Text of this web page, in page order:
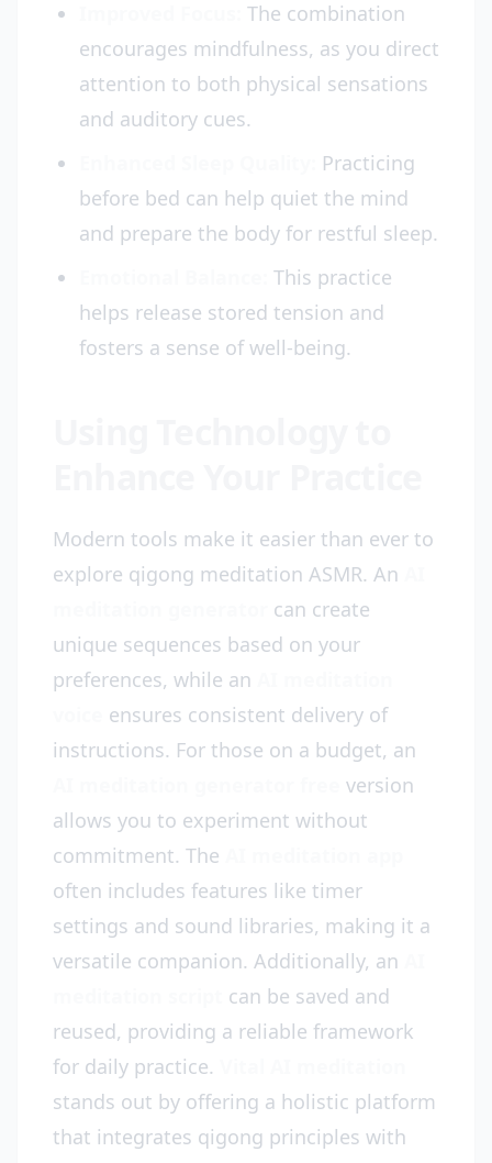
The combination
encourages mindfulness, as you direct
attention to both physical sensations
and auditory cues.
Practicing
before bed can help quiet the mind
and prepare the body for restful sleep.
This practice
helps release stored tension and
fosters a sense of well-being.
Modern tools make it easier than ever to
explore qigong meditation ASMR. An
can create
unique sequences based on your
preferences, while an
ensures consistent delivery of
instructions. For those on a budget, an
version
allows you to experiment without
commitment. The
often includes features like timer
settings and sound libraries, making it a
versatile companion. Additionally, an
can be saved and
reused, providing a reliable framework
for daily practice.
stands out by offering a holistic platform
that integrates qigong principles with